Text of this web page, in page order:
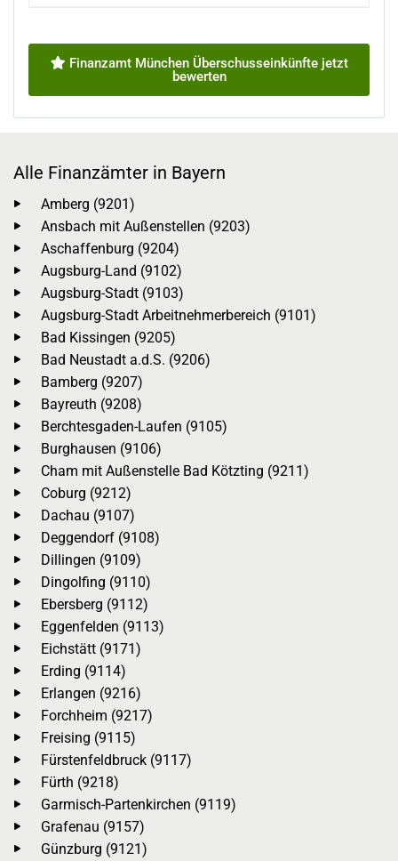
Finanzamt München Überschusseinkünfte jetzt
bewerten
Alle Finanzämter in Bayern
Amberg (9201)
Ansbach mit Außenstellen (9203)
Aschaffenburg (9204)
Augsburg-Land (9102)
Augsburg-Stadt (9103)
Augsburg-Stadt Arbeitnehmerbereich (9101)
Bad Kissingen (9205)
Bad Neustadt a.d.S. (9206)
Bamberg (9207)
Bayreuth (9208)
Berchtesgaden-Laufen (9105)
Burghausen (9106)
Cham mit Außenstelle Bad Kötzting (9211)
Coburg (9212)
Dachau (9107)
Deggendorf (9108)
Dillingen (9109)
Dingolfing (9110)
Ebersberg (9112)
Eggenfelden (9113)
Eichstätt (9171)
Erding (9114)
Erlangen (9216)
Forchheim (9217)
Freising (9115)
Fürstenfeldbruck (9117)
Fürth (9218)
Garmisch-Partenkirchen (9119)
Grafenau (9157)
Günzburg (9121)